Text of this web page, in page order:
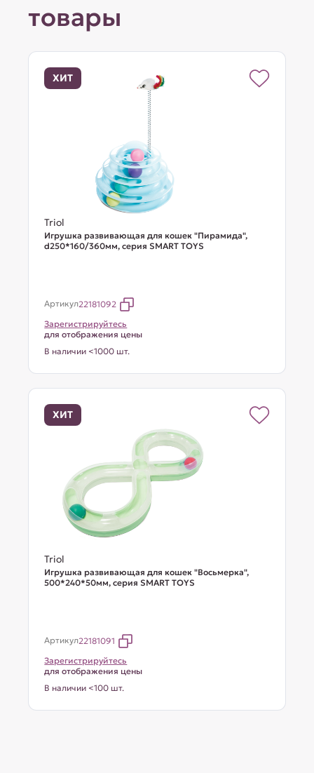
товары
ХИТ
Triol
Игрушка развивающая для кошек "Пирамида",
d250*160/360мм, серия SMART TOYS
Артикул22181092
Зарегистрируйтесь
для отображения цены
В наличии <1000 шт.
ХИТ
Triol
Игрушка развивающая для кошек "Восьмерка",
500*240*50мм, серия SMART TOYS
Артикул22181091
Зарегистрируйтесь
для отображения цены
В наличии <100 шт.